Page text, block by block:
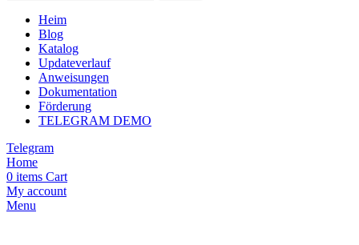
auf
der
Produktseite
werden
Heim
Blog
Katalog
Updateverlauf
Anweisungen
Dokumentation
Förderung
TELEGRAM DEMO
Telegram
Home
0 items Cart
My account
Menu